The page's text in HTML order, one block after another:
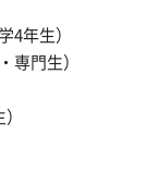
4年生）
専門生）